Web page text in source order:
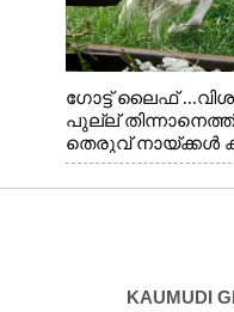
ഗോട്ട് ലൈഫ്
പുല്ല്
തെരുവ് നായ്ക്കൾ
വന്നതോടെ
ജീവന്
KAUMUDI